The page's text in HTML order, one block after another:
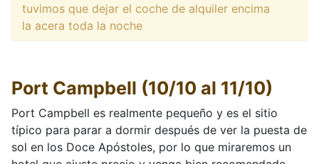
tuvimos que dejar el coche de alquiler encima
la acera toda la noche
Port Campbell (10/10 al 11/10)
Port Campbell es realmente pequeño y es el sitio
típico para parar a dormir después de ver la puesta de
sol en los Doce Apóstoles, por lo que miraremos un